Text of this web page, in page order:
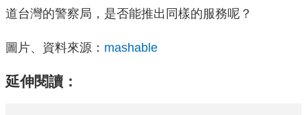
道台灣的警察局，是否能推出同樣的服務呢？
圖片、資料來源： mashable
延伸閱讀：